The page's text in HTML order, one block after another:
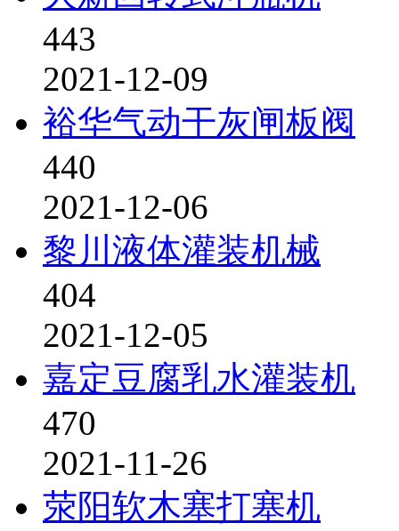
443
2021-12-09
裕华气动干灰闸板阀
440
2021-12-06
黎川液体灌装机械
404
2021-12-05
嘉定豆腐乳水灌装机
470
2021-11-26
荥阳软木塞打塞机